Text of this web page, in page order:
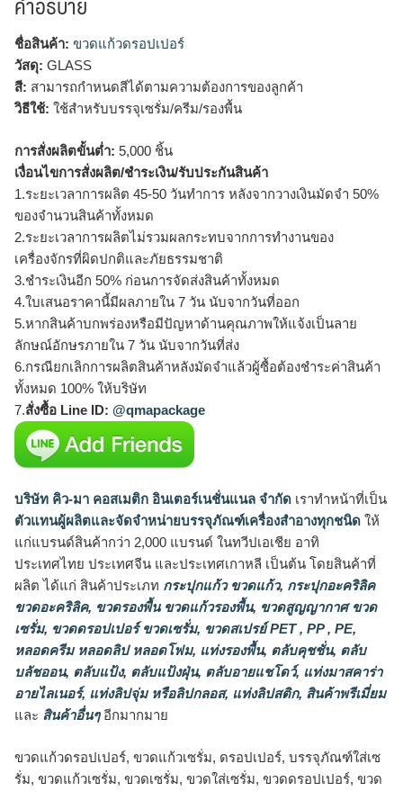
ชื่อสินค้า: ขวดแก้วดรอปเปอร์
วัสดุ: GLASS
สี: สามารถกำหนดสีได้ตามความต้องการของลูกค้า
วิธีใช้: ใช้สำหรับบรรจุเซรั่ม/ครีม/รองพื้น
การสั่งผลิตขั้นต่ำ: 5,000 ชิ้น
เงื่อนไขการสั่งผลิต/ชำระเงิน/รับประกันสินค้า
1.ระยะเวลาการผลิต 45-50 วันทำการ หลังจากวางเงินมัดจำ 50%
ของจำนวนสินค้าทั้งหมด
2.ระยะเวลาการผลิตไม่รวมผลกระทบจากการทำงานของ
เครื่องจักรที่ผิดปกติและภัยธรรมชาติ
3.ชำระเงินอีก 50% ก่อนการจัดส่งสินค้าทั้งหมด
4.ใบเสนอราคานี้มีผลภายใน 7 วัน นับจากวันที่ออก
5.หากสินค้าบกพร่องหรือมีปัญหาด้านคุณภาพให้แจ้งเป็นลาย
ลักษณ์อักษรภายใน 7 วัน นับจากวันที่ส่ง
6.กรณียกเลิกการผลิตสินค้าหลังมัดจำแล้วผู้ซื้อต้องชำระค่าสินค้า
ทั้งหมด 100% ให้บริษัท
7.สั่งซื้อ Line ID: @qmapackage
บริษัท คิว-มา คอสเมติก อินเตอร์เนชั่นแนล จำกัด เราทำหน้าที่เป็น
ตัวแทนผู้ผลิตและจัดจำหน่ายบรรจุภัณฑ์เครื่องสำอางทุกชนิด ให้
แก่แบรนด์สินค้ากว่า 2,000 แบรนด์ ในทวีปเอเชีย อาทิ
ประเทศไทย ประเทศจีน และประเทศเกาหลี เป็นต้น โดยสินค้าที่
ผลิต ได้แก่ สินค้าประเภท กระปุกแก้ว ขวดแก้ว, กระปุกอะคริลิค
ขวดอะคริลิค, ขวดรองพื้น ขวดแก้วรองพื้น, ขวดสูญญากาศ ขวด
เซรั่ม, ขวดดรอปเปอร์ ขวดเซรั่ม, ขวดสเปรย์ PET , PP , PE,
หลอดครีม หลอดลิป หลอดโฟม, แท่งรองพื้น, ตลับคุชชั่น, ตลับ
บลัชออน, ตลับแป้ง, ตลับแป้งฝุ่น, ตลับอายแชโดว์, แท่งมาสคาร่า
อายไลเนอร์, แท่งลิปจุ่ม หรือลิปกลอส, แท่งลิปสติก, สินค้าพรีเมี่ยม
และ สินค้าอื่นๆอีกมากมาย
ขวดแก้วดรอปเปอร์, ขวดแก้วเซรั่ม, ดรอปเปอร์, บรรจุภัณฑ์ใส่เซ
รั่ม, ขวดแก้วเซรั่ม, ขวดเซรั่ม, ขวดใส่เซรั่ม, ขวดดรอปเปอร์, ขวด